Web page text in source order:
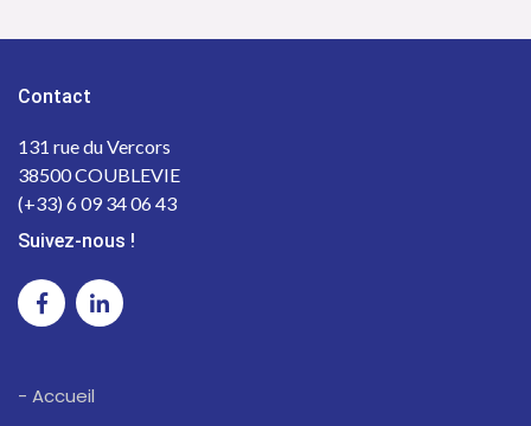
Contact
131 rue du Vercors
38500 COUBLEVIE
(+33) 6 09 34 06 43
Suivez-nous !
- Accueil